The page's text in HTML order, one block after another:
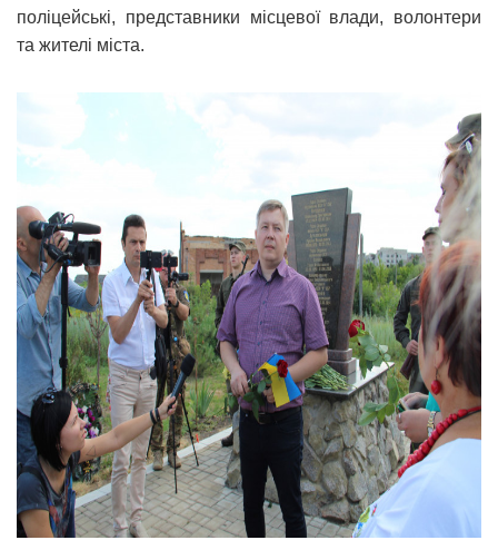
поліцейські, представники місцевої влади, волонтери
та жителі міста.